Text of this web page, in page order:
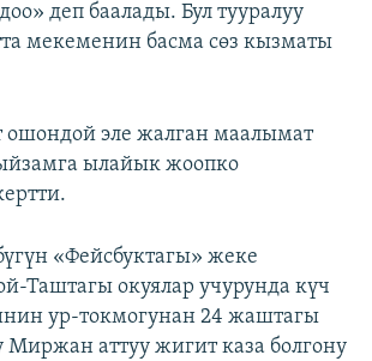
деп баалады. Бул тууралуу
мекеменин басма сөз кызматы
эле жалган маалымат
ылайык жоопко
«Фейсбуктагы» жеке
Таштагы окуялар учурунда күч
ур-токмогунан 24 жаштагы
Миржан аттуу жигит каза болгону